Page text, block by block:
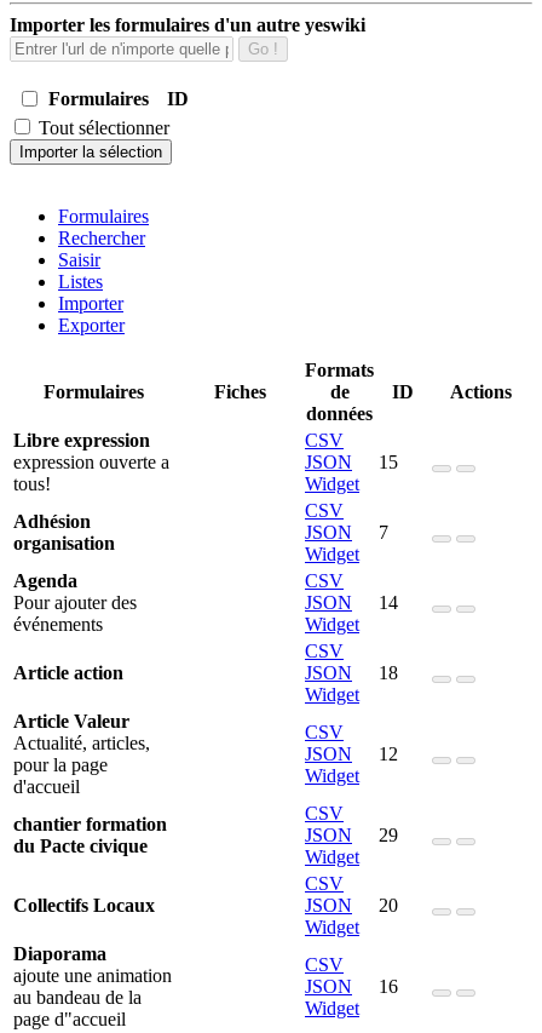
Importer les formulaires d'un autre yeswiki
Go !
Formulaires
ID
Tout sélectionner
Importer la sélection
Formulaires
Rechercher
Saisir
Listes
Importer
Exporter
Formulaires Fiches
Formats
de
données
ID Actions
Libre expression
expression ouverte a
tous!
CSV
JSON
Widget
15
Adhésion
organisation
CSV
JSON
Widget
7
Agenda
Pour ajouter des
événements
CSV
JSON
Widget
14
Article action
CSV
JSON
Widget
18
Article Valeur
Actualité, articles,
pour la page
d'accueil
CSV
JSON
Widget
12
chantier formation
du Pacte civique
CSV
JSON
Widget
29
Collectifs Locaux
CSV
JSON
Widget
20
Diaporama
ajoute une animation
au bandeau de la
page d"accueil
CSV
JSON
Widget
16